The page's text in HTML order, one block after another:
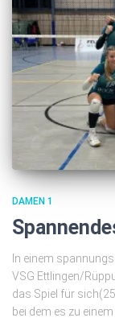
DAMEN 1
In einem
VSG Ettlingen/
das Spiel für
bei dem es zu